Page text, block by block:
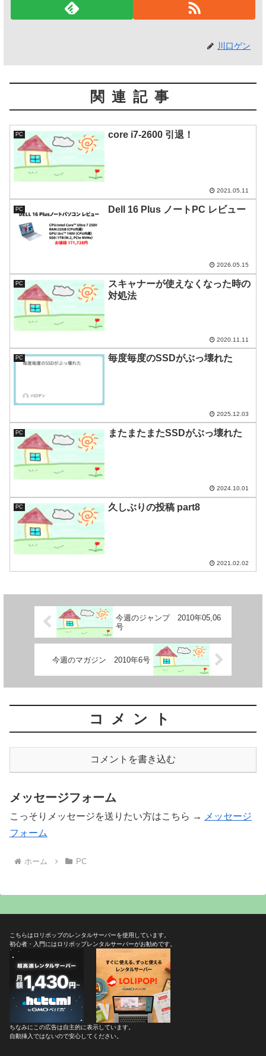
川口ゲン
関連記事
PC core i7-2600 引退！
2021.05.11
PC Dell 16 Plus ノートPC レビュー
2026.05.15
PC
スキャナーが使えなくなった時の
対処法
2020.11.11
PC 毎度毎度のSSDがぶっ壊れた
2025.12.03
PC またまたまたSSDがぶっ壊れた
2024.10.01
PC 久しぶりの投稿 part8
2021.02.02
今週のジャンプ 2010年05,06
号
今週のマガジン 2010年6号
コメント
コメントを書き込む
メッセージフォーム
こっそりメッセージを送りたい方はこちら →
メッセージ
フォーム
ホーム PC
こちらはロリポップのレンタルサーバーを使用しています。
初心者・入門にはロリポップレンタルサーバーがお勧めです。
ちなみにこの広告は自主的に表示しています。
自動挿入ではないので安心してください。